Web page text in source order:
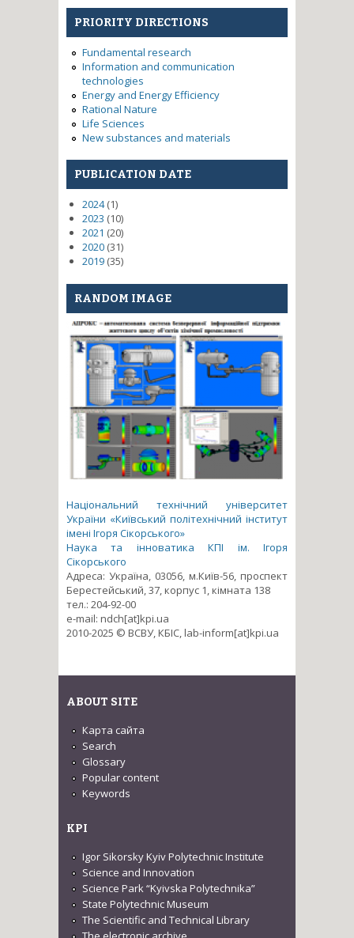
materials
PRIORITY DIRECTIONS
Fundamental research
Information and communication
technologies
Energy and Energy Efficiency
Rational Nature
Life Sciences
New substances and materials
PUBLICATION DATE
2024(1)
2023 (10)
2021 (20)
2020 (31)
2019 (35)
RANDOM IMAGE
Національний технічний університет
України «Київський політехнічний інститут
імені Ігоря Сікорського»
Наука та інноватика КПІ ім. Ігоря
Сікорського
Адреса: Україна, 03056, м.Київ-56, проспект
Берестейський, 37, корпус 1, кімната 138
тел.: 204-92-00
e-mail: ndch[at]kpi.ua
2010-2025 © ВСВУ, КБІС, lab-inform[at]kpi.ua
ABOUT SITE
Карта сайта
Search
Glossary
Popular content
Keywords
KPI
Igor Sikorsky Kyiv Polytechnic Institute
Science and Innovation
Science Park “Kyivska Polytechnika”
State Polytechnic Museum
The Scientific and Technical Library